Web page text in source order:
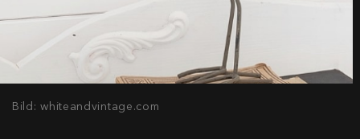
Bild: whiteandvintage.com